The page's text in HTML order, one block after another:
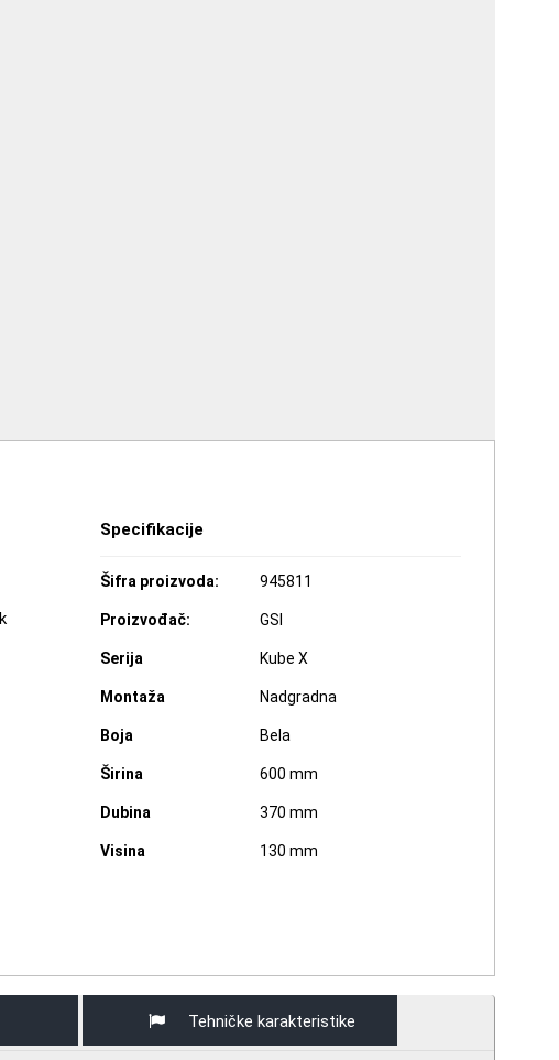
Specifikacije
Šifra proizvoda: 945811
Proizvođač: GSI
Serija Kube X
Montaža Nadgradna
Boja Bela
Širina 600 mm
Dubina 370 mm
Visina 130 mm
Tehničke karakteristike